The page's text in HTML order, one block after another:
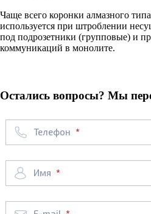
Чаще всего коронки алмазного
используется при штроблении
под подрозетники (групповые) и
коммуникаций в монолите.
Остались вопросы? Мы
Телефон
Имя